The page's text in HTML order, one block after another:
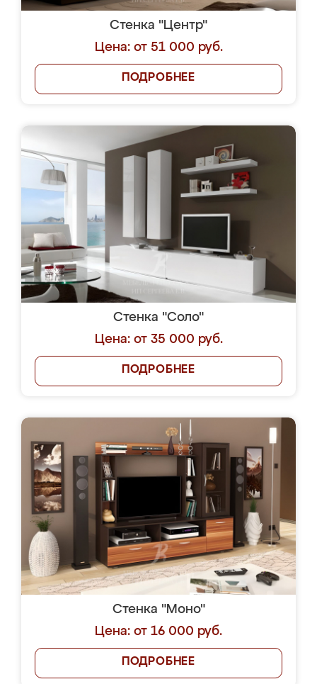
Стенка "Центр"
Цена: от 51 000 руб.
ПОДРОБНЕЕ
Стенка "Соло"
Цена: от 35 000 руб.
ПОДРОБНЕЕ
Стенка "Моно"
Цена: от 16 000 руб.
ПОДРОБНЕЕ